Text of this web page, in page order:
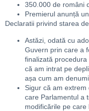
350.000 de români
Premierul anunță
Declaratii privind starea
Astăzi, odată cu
Guvern prin care a
finalizată
că am intrat pe
așa cum am
Sigur că am
care Parlamentul a
modificările pe